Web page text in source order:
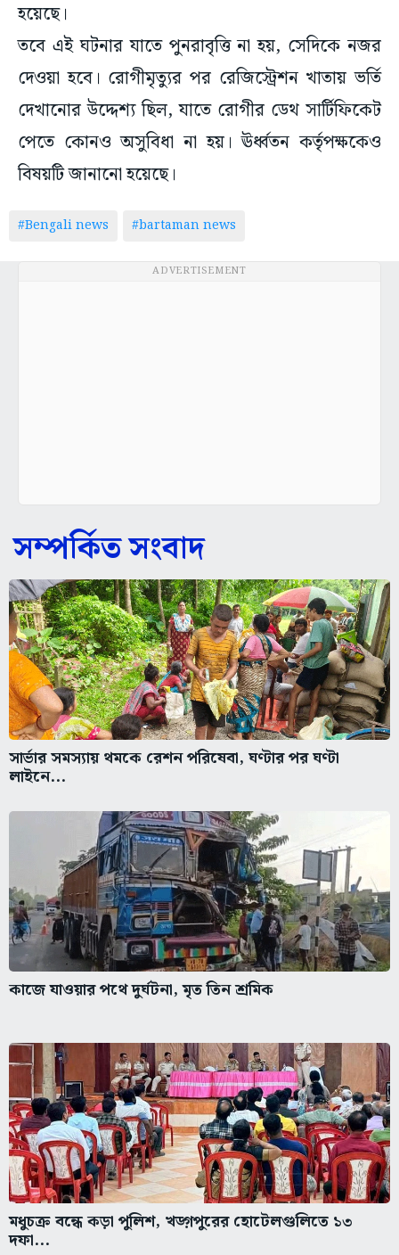
হয়েছে।
তবে এই ঘটনার যাতে পুনরাবৃত্তি না হয়, সেদিকে নজর
দেওয়া হবে। রোগীমৃত্যুর পর রেজিস্ট্রেশন খাতায় ভর্তি
দেখানোর উদ্দেশ্য ছিল, যাতে রোগীর ডেথ সার্টিফিকেট
পেতে কোনও অসুবিধা না হয়। ঊর্ধ্বতন কর্তৃপক্ষকেও
বিষয়টি জানানো হয়েছে।
#Bengali news #bartaman news
ADVERTISEMENT
সম্পর্কিত সংবাদ
সার্ভার সমস্যায় থমকে রেশন পরিষেবা, ঘণ্টার পর ঘণ্টা
লাইনে...
কাজে যাওয়ার পথে দুর্ঘটনা, মৃত তিন শ্রমিক
মধুচক্র বন্ধে কড়া পুলিশ, খড়্গপুরের হোটেলগুলিতে ১৩
দফা...